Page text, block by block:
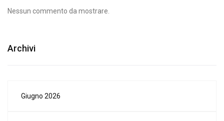
Nessun commento da mostrare.
Archivi
Giugno 2026